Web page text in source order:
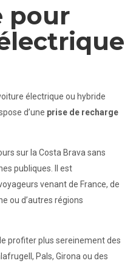
pour
électrique ou hybride
d’une prise de recharge
sur la Costa Brava sans
publiques. Il est
venant de France, de
ou d’autres régions
profiter plus sereinement des
Pals, Girona ou des